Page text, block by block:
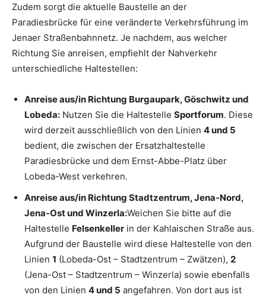
Zudem sorgt die aktuelle Baustelle an der
Paradiesbrücke für eine veränderte Verkehrsführung im
Jenaer Straßenbahnnetz. Je nachdem, aus welcher
Richtung Sie anreisen, empfiehlt der Nahverkehr
unterschiedliche Haltestellen:
Anreise aus/in Richtung Burgaupark, Göschwitz und
Lobeda: Nutzen Sie die Haltestelle Sportforum. Diese
wird derzeit ausschließlich von den Linien 4 und 5
bedient, die zwischen der Ersatzhaltestelle
Paradiesbrücke und dem Ernst-Abbe-Platz über
Lobeda-West verkehren.
Anreise aus/in Richtung Stadtzentrum, Jena-Nord,
Jena-Ost und Winzerla:Weichen Sie bitte auf die
Haltestelle Felsenkeller in der Kahlaischen Straße aus.
Aufgrund der Baustelle wird diese Haltestelle von den
Linien 1 (Lobeda-Ost – Stadtzentrum – Zwätzen), 2
(Jena-Ost – Stadtzentrum – Winzerla) sowie ebenfalls
von den Linien 4 und 5 angefahren. Von dort aus ist